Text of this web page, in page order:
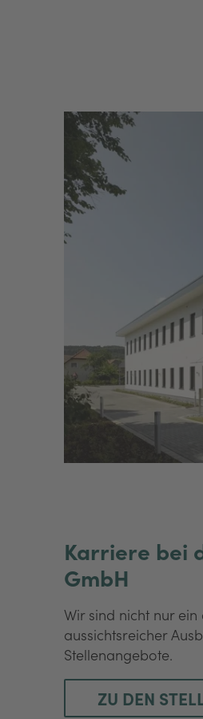
Karriere bei
GmbH
Wir sind nicht nur
aussichtsreicher
Stellenangebote.
ZU DEN